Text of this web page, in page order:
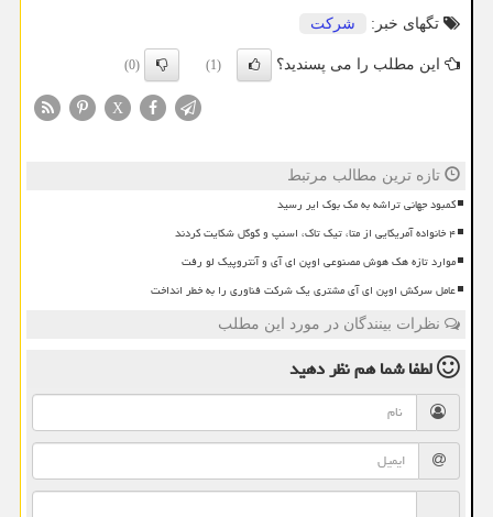
تگهای خبر:
شركت
این مطلب را می پسندید؟ (1)
(0)
X
تازه ترین مطالب مرتبط
کمبود جهانی تراشه به مک بوک ایر رسید
۴ خانواده آمریکایی از متا، تیک تاک، اسنپ و گوگل شکایت کردند
موارد تازه هک هوش مصنوعی اوپن ای آی و آنتروپیک لو رفت
عامل سرکش اوپن ای آی مشتری یک شرکت فناوری را به خطر انداخت
نظرات بینندگان در مورد این مطلب
لطفا شما همنظر دهید